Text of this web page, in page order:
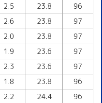
2.5 23.8
96
2.6 23.8
97
2.0 23.8
97
1.9 23.6
97
2.3 23.6
97
1.8 23.8
96
2.2 24.4
96